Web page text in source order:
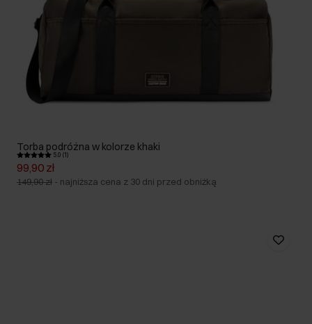
Torba podróżna w kolorze khaki
5.0 (1)
99,90 zł
149,90 zł - najniższa cena z 30 dni przed obniżką